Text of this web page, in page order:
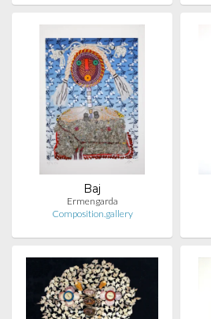
Baj
Ermengarda
Composition.gallery